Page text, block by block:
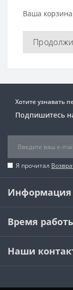
Ваша корзина
Хотите узнавать
Подпишитесь
Я прочитал
Информация
Время
Наши